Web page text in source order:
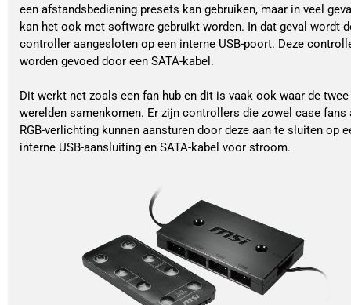
een afstandsbediening presets kan gebruiken, maar in veel
kan het ook met software gebruikt worden. In dat geval wordt
controller aangesloten op een interne USB-poort. Deze
worden gevoed door een SATA-kabel.
Dit werkt net zoals een fan hub en dit is vaak ook waar de twee
werelden samenkomen. Er zijn controllers die zowel case fans
RGB-verlichting kunnen aansturen door deze aan te sluiten op
interne USB-aansluiting en SATA-kabel voor stroom.